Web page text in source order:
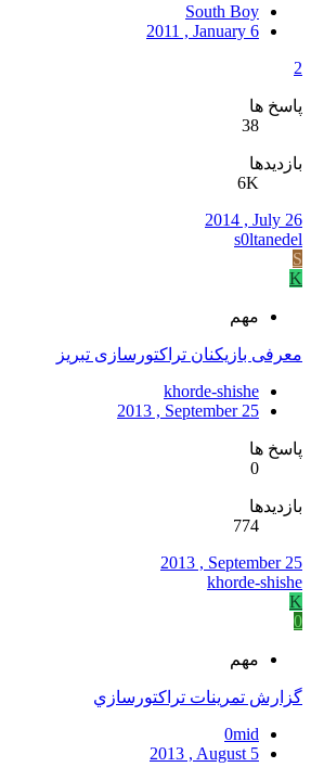
South Boy
2011 , January 6
2
پاسخ ها
38
بازدیدها
6K
2014 , July 26
s0ltanedel
S
K
مهم
معرفی بازیکنان تراکتورسازی تبریز
khorde-shishe
2013 , September 25
پاسخ ها
0
بازدیدها
774
2013 , September 25
khorde-shishe
K
0
مهم
گزارش تمرينات تراکتورسازي
0mid
2013 , August 5